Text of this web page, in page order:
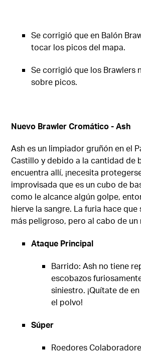
Se corrigió que en Balón
tocar los picos del mapa.
Se corrigió que los Brawlers
sobre picos.
Nuevo Brawler Cromático - Ash
Ash es un limpiador gruñón en el
Castillo y debido a la cantidad de
encuentra allí, ¡necesita
improvisada que es un cubo de
como le alcance algún golpe,
hierve la sangre. La furia hace
más peligroso, pero al cabo de un
Ataque Principal
Barrido: Ash no tiene
escobazos
siniestro. ¡Quítate de
el polvo!
Súper
Roedores